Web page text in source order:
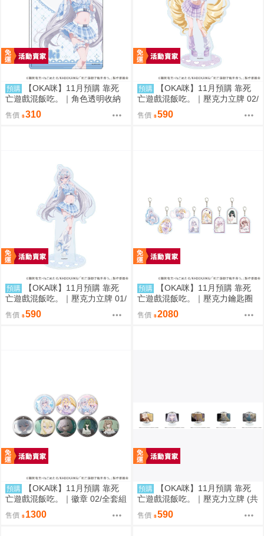
預購
【OKA咪】11月預購 靠死
亡遊戲混飯吃。｜角色透明收納
夾 01/ (新繪插畫) (幽鬼)
售價 310
預購
【OKA咪】11月預購 靠死
亡遊戲混飯吃。｜壓克力立牌 02/
A(新繪插畫) (御城)
售價 590
預購
【OKA咪】11月預購 靠死
亡遊戲混飯吃。｜壓克力立牌 01/
A(新繪插畫) (幽鬼)
售價 590
預購
【OKA咪】11月預購 靠死
亡遊戲混飯吃。｜壓克力鑰匙圈
02/全套組(全8種)(官方&新繪插
畫)
售價 2080
預購
【OKA咪】11月預購 靠死
亡遊戲混飯吃。｜徽章 02/全套組
(全8種)(官方&新繪插畫)
售價 1300
預購
【OKA咪】11月預購 靠死
亡遊戲混飯吃。｜壓克力立牌 (共
5款任選)
售價 590